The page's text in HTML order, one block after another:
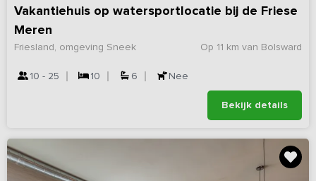
Vakantiehuis op watersportlocatie bij de Friese
Meren
Op 11 km van Bolsward
Friesland, omgeving Sneek
10 - 25 10 6 Nee
Bekijk details